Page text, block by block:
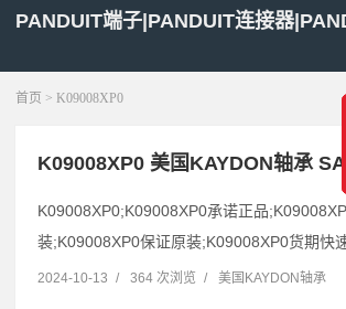
PANDUIT端子|PANDUIT连接器
首页 > K09008XP0
K09008XP0 美国KAYDON轴承
K09008XP0;K09008XP0承诺正品
装;K09008XP0保证原装;K09008XP0货期快速
2024-10-13 / 364 次浏览 / 美国KAYDON轴承